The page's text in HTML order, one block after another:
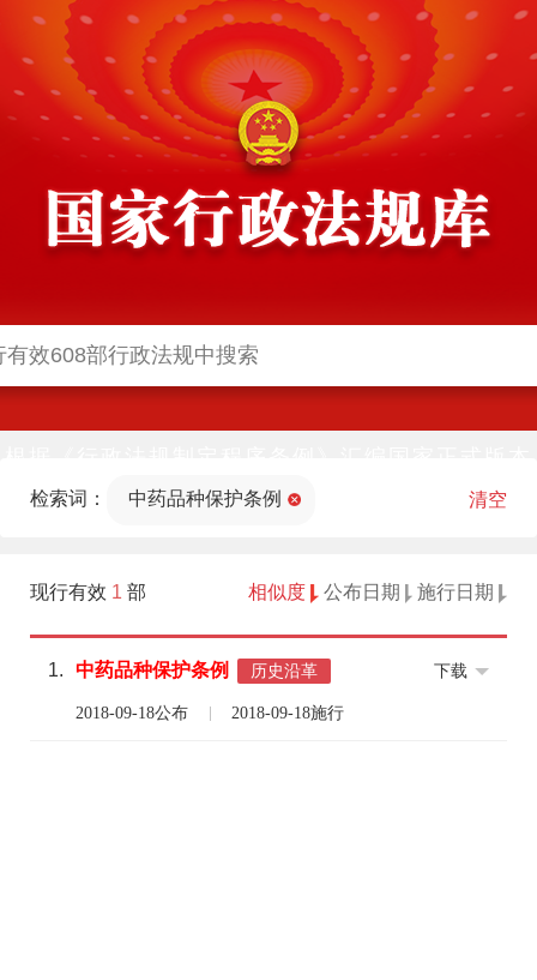
法部官网)同步公布
检索词： 中药品种保护条例 清空
现行有效 1 部 相似度 公布日期 施行日期
1. 中药品种保护条例 历史沿革
2018-09-18公布 2018-09-18施行
下载